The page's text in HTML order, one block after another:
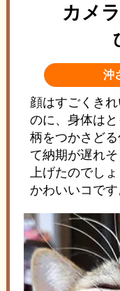
カメ
沖
顔はすごくき
のに、身体は
柄をつかさど
て納期が遅れ
上げたのでし
かわいいコです